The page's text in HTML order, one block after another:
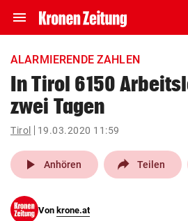
menu Navigation
ein-/ausklappen
account_circle Anmelden
pin_drop
Wien
ALARMIERENDE ZAHLEN
In Tirol 6150
zwei Tagen
Tirol 19.03.2020 11:59
play_arrow Anhören Teilen
Von krone.at